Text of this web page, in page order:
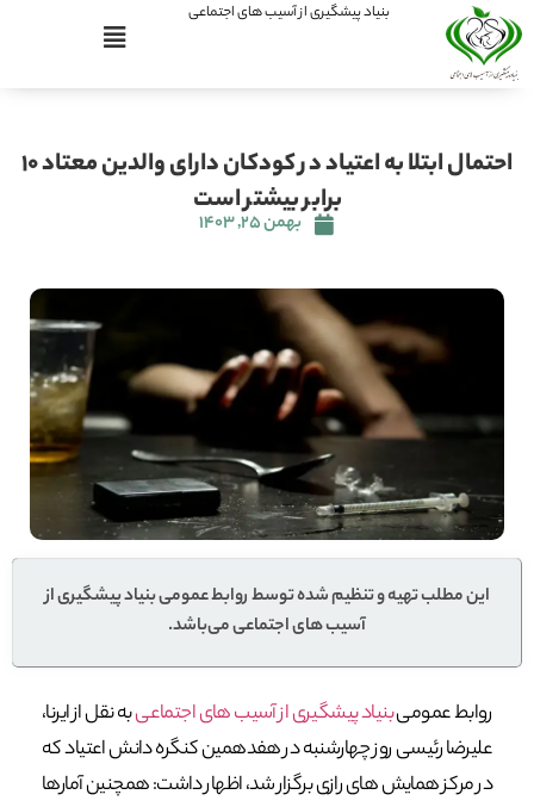
بنیاد پیشگیری از آسیب های اجتماعی
احتمال ابتلا به اعتیاد در کودکان دارای والدین معتاد ۱۰
برابر بیشتر است
بهمن ۲۵, ۱۴۰۳
این مطلب تهیه و تنظیم شده توسط روابط عمومی بنیاد پیشگیری از
آسیب های اجتماعی می‌باشد.
روابط عمومیبنیاد پیشگیری از آسیب های اجتماعیبه نقل از ایرنا،
علیرضا رئیسی روز چهارشنبه در هفدهمین کنگره دانش اعتیاد که
در مرکز همایش های رازی برگزار شد، اظهار داشت: همچنین آمارها